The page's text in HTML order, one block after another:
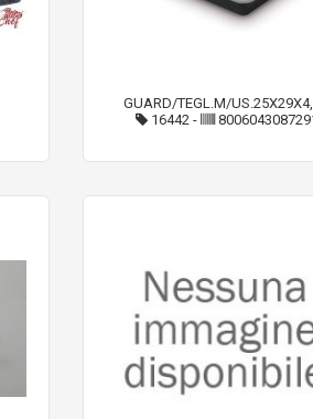
GUARD/TEGL.M/
16442 -